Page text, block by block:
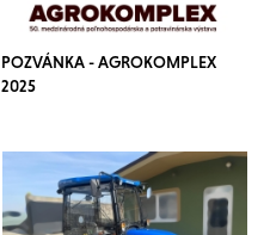
POZVÁNKA - AGROKOMPLEX
2025